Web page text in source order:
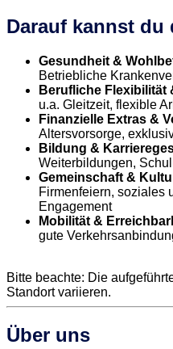
Darauf kannst du
Gesundheit &
Betriebliche
Berufliche Flexibilität
u.a. Gleitzeit, flexible
Finanzielle Extras &
Altersvorsorge,
Bildung &
Weiterbildungen,
Gemeinschaft &
Firmenfeiern, soziales
Engagement
Mobilität &
gute
Bitte beachte: Die
Standort variieren.
Über uns